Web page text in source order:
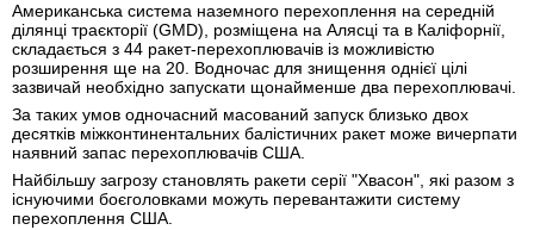
Американська система наземного перехоплення на середній
ділянці траєкторії (GMD), розміщена на Алясці та в Каліфорнії,
складається з 44 ракет-перехоплювачів із можливістю
розширення ще на 20. Водночас для знищення однієї цілі
зазвичай необхідно запускати щонайменше два перехоплювачі.
За таких умов одночасний масований запуск близько двох
десятків міжконтинентальних балістичних ракет може вичерпати
наявний запас перехоплювачів США.
Найбільшу загрозу становлять ракети серії "Хвасон", які разом з
існуючими боєголовками можуть перевантажити систему
перехоплення США.